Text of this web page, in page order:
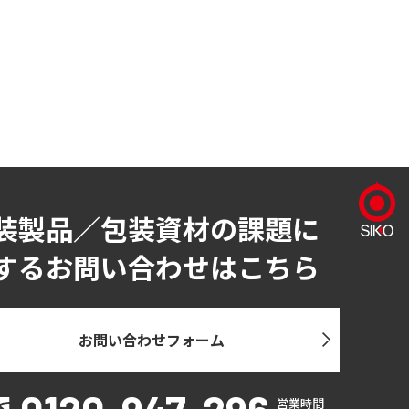
製品／包装資材の課題に
るお問い合わせはこちら
お問い合わせフォーム
営業時間